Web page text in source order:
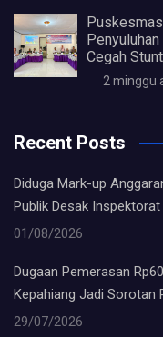
Cegah
2 minggu
Recent Posts
Diduga Mark-up
Publik Desak
01/08/2026
Dugaan Pemerasan
Kepahiang Jadi Sorotan
29/07/2026